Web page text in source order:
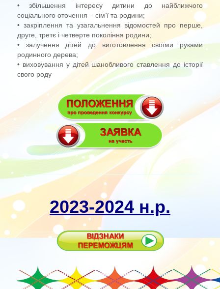
• збільшення інтересу дитини до найближчого
соціального оточення – сім’ї та родини;
• закріплення та узагальнення відомостей про перше,
друге, третє і четверте покоління родини;
• залучення дітей до виготовлення своїми руками
родинного дерева;
• виховування у дітей шанобливого ставлення до історії
свого роду
2023-2024 н.р.